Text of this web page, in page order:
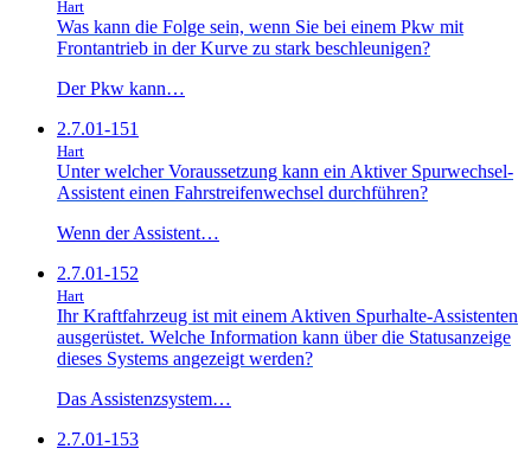
Hart
Was kann die Folge sein, wenn Sie bei einem Pkw mit
Frontantrieb in der Kurve zu stark beschleunigen?
Der Pkw kann…
2.7.01-151
Hart
Unter welcher Voraussetzung kann ein Aktiver Spurwechsel-
Assistent einen Fahrstreifenwechsel durchführen?
Wenn der Assistent…
2.7.01-152
Hart
Ihr Kraftfahrzeug ist mit einem Aktiven Spurhalte-Assistenten
ausgerüstet. Welche Information kann über die Statusanzeige
dieses Systems angezeigt werden?
Das Assistenzsystem…
2.7.01-153